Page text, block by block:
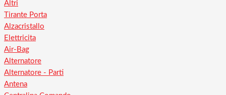
Altri
Tirante Porta
Alzacristallo
Elettricita
Air-Bag
Alternatore
Alternatore - Parti
Antena